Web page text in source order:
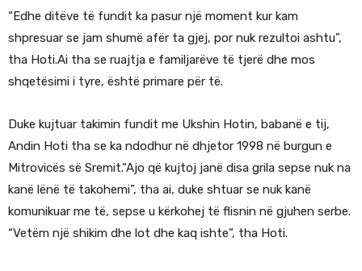
“Edhe ditëve të fundit ka pasur një moment kur kam
shpresuar se jam shumë afër ta gjej, por nuk rezultoi ashtu”,
tha Hoti.Ai tha se ruajtja e familjarëve të tjerë dhe mos
shqetësimi i tyre, është primare për të.
Duke kujtuar takimin fundit me Ukshin Hotin, babanë e tij,
Andin Hoti tha se ka ndodhur në dhjetor 1998 në burgun e
Mitrovicës së Sremit.“Ajo që kujtoj janë disa grila sepse nuk na
kanë lënë të takohemi”, tha ai, duke shtuar se nuk kanë
komunikuar me të, sepse u kërkohej të flisnin në gjuhen serbe.
“Vetëm një shikim dhe lot dhe kaq ishte”, tha Hoti.